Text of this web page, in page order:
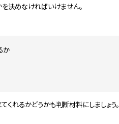
決めなければいけません。
か
くれるかどうかも判断材料にしましょう。